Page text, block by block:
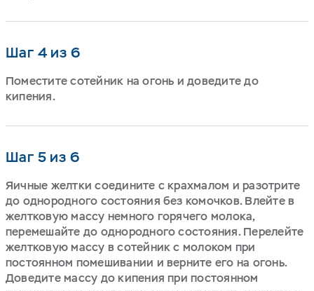
Шаг 4 из 6
Поместите сотейник на огонь и доведите до
кипения.
Шаг 5 из 6
Яичные желтки соедините с крахмалом и разотрите
до однородного состояния без комочков. Влейте в
желтковую массу немного горячего молока,
перемешайте до однородного состояния. Перелейте
желтковую массу в сотейник с молоком при
постоянном помешивании и верните его на огонь.
Доведите массу до кипения при постоянном